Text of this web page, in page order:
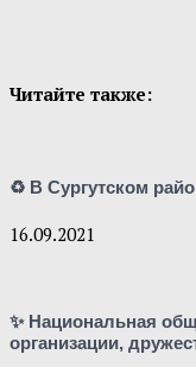
Читайте также:
♻ В Сургутском
16.09.2021
✨ Национальная
организации,